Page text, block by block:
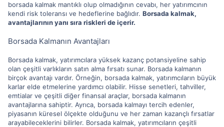
borsada kalmak mantıklı olup olmadığının cevabı, her yatırımcının
kendi risk toleransı ve hedeflerine bağlıdır. Borsada kalmak,
avantajlarının yanı sıra riskleri de içerir.
Borsada Kalmanın Avantajları
Borsada kalmak, yatırımcılara yüksek kazanç potansiyeline sahip
olan çeşitli varlıkların satın alma fırsatı sunar. Borsada kalmanın
birçok avantajı vardır. Örneğin, borsada kalmak, yatırımcıların büyük
karlar elde etmelerine yardımcı olabilir. Hisse senetleri, tahviller,
emtialar ve çeşitli diğer finansal araçlar, borsada kalmanın
avantajlarına sahiptir. Ayrıca, borsada kalmayı tercih edenler,
piyasanın küresel ölçekte olduğunu ve her zaman kazançlı fırsatlar
arayabileceklerini bilirler. Borsada kalmak, yatırımcıların çeşitli